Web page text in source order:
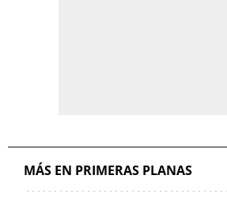
MÁS EN PRIMERAS PLANAS